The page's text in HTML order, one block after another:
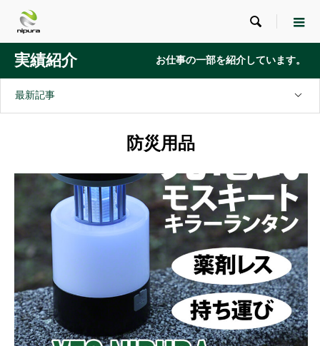

実績紹介 お仕事の一部を紹介しています。
最新記事
防災用品